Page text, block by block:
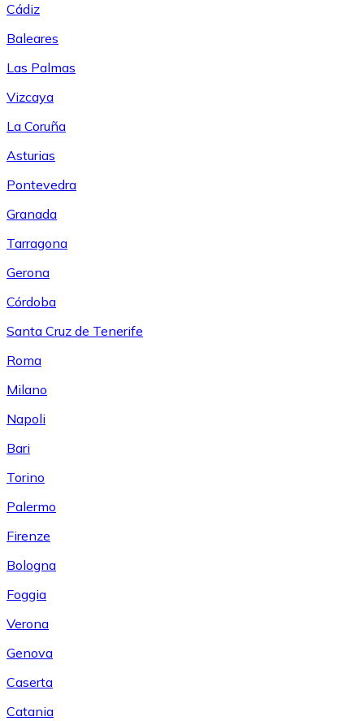
Cádiz
Baleares
Las Palmas
Vizcaya
La Coruña
Asturias
Pontevedra
Granada
Tarragona
Gerona
Córdoba
Santa Cruz de Tenerife
Roma
Milano
Napoli
Bari
Torino
Palermo
Firenze
Bologna
Foggia
Verona
Genova
Caserta
Catania